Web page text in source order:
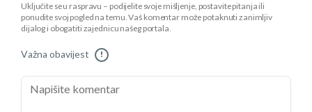
Uključite se u raspravu – podijelite svoje mišljenje, postavite pitanja ili
ponudite svoj pogled na temu. Vaš komentar može potaknuti zanimljiv
dijalog i obogatiti zajednicu našeg portala.
Važna obavijest !